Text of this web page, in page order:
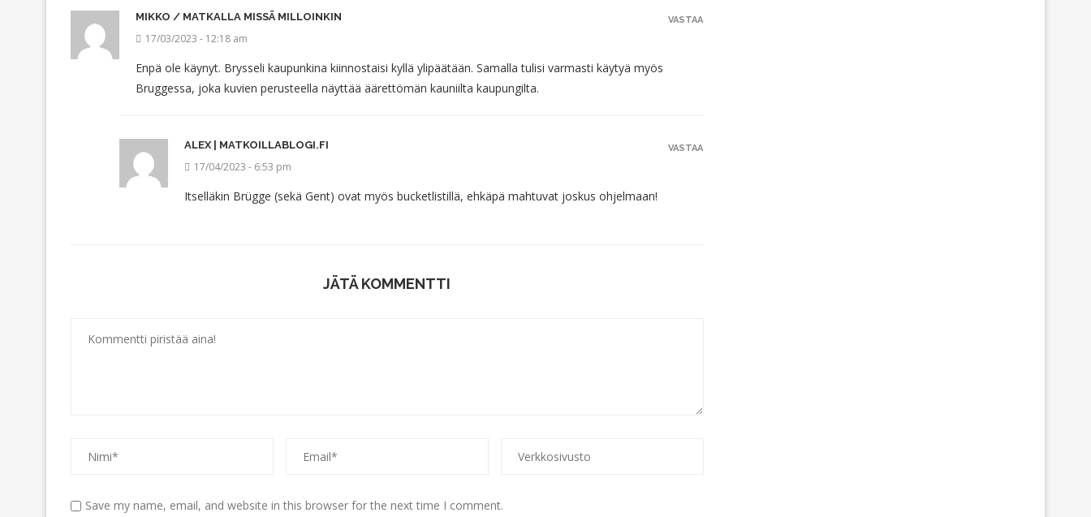
MIKKO / MATKALLA MISSÄ MILLOINKIN
17/03/2023 - 12:18 am
Enpä ole käynyt. Brysseli kaupunkina kiinnostaisi kyllä ylipäätään. Samalla tulisi varmasti käytyä myös
Bruggessa, joka kuvien perusteella näyttää äärettömän kauniilta kaupungilta.
VASTAA
ALEX | MATKOILLABLOGI.FI
17/04/2023 - 6:53 pm
Itselläkin Brügge (sekä Gent) ovat myös bucketlistillä, ehkäpä mahtuvat joskus ohjelmaan!
VASTAA
JÄTÄ KOMMENTTI
Save my name, email, and website in this browser for the next time I comment.